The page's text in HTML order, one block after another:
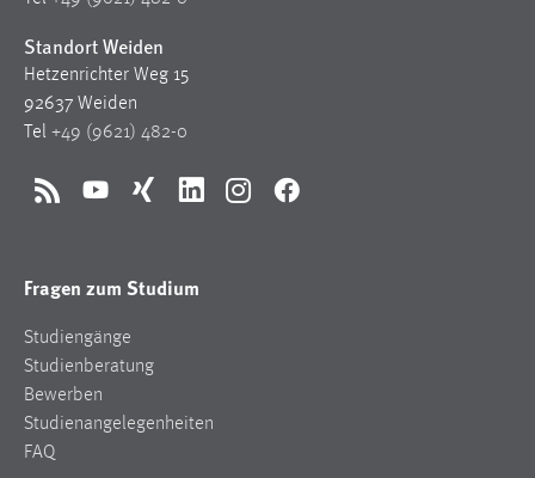
Standort Weiden
Hetzenrichter Weg 15
92637 Weiden
Tel +49 (9621) 482-0
RSS YouTubeXing LinkedInInstagramFacebook
Fragen zum Studium
Studiengänge
Studienberatung
Bewerben
Studienangelegenheiten
FAQ
Performance
Name:
Sprachpräferenz
Name:
site-language-preference